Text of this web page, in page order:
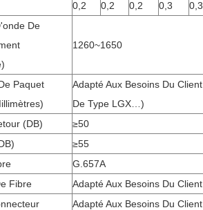
0,2 0,2 0,2 0,3 0,3
De
1260~1650
Paquet
Adapté Aux Besoins Du
De Type LGX…)
(DB)
≥50
≥55
G.657A
Fibre
Adapté Aux Besoins Du Client
Adapté Aux Besoins Du Client